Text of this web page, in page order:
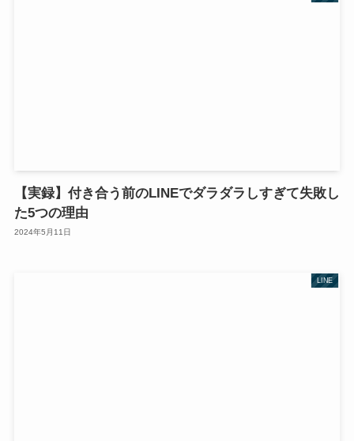
【実録】付き合う前のLINEでダラダラしすぎて失敗し
た5つの理由
2024年5月11日
LINE